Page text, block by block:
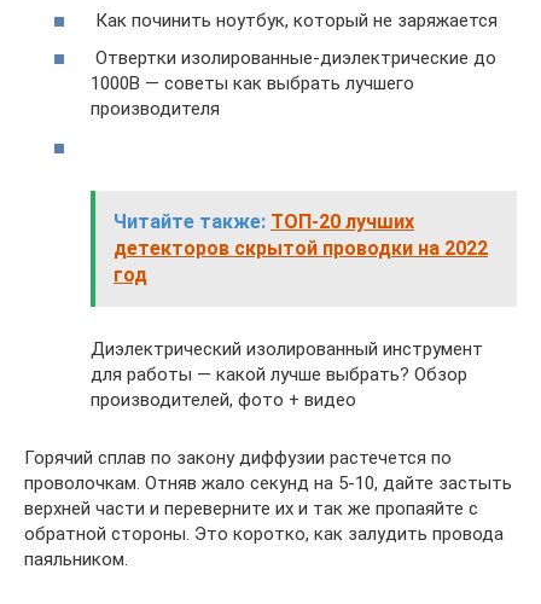
Как починить ноутбук, который не заряжается
Отвертки изолированные-диэлектрические до
1000В — советы как выбрать лучшего
производителя
Читайте также: ТОП-20 лучших
детекторов скрытой проводки на 2022
год
Диэлектрический изолированный инструмент
для работы — какой лучше выбрать? Обзор
производителей, фото + видео
Горячий сплав по закону диффузии растечется по
проволочкам. Отняв жало секунд на 5-10, дайте застыть
верхней части и переверните их и так же пропаяйте с
обратной стороны. Это коротко, как залудить провода
паяльником.